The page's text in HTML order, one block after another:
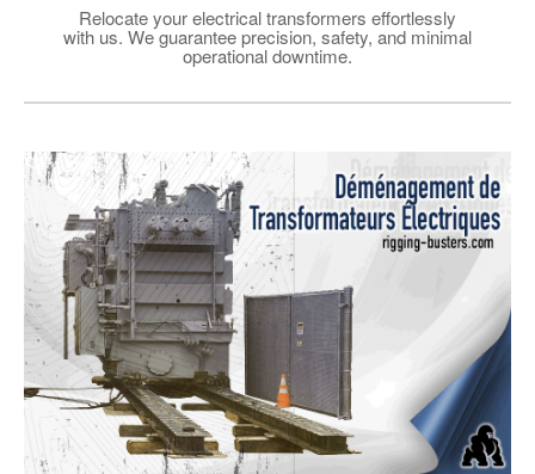
Relocate your electrical transformers effortlessly
with us. We guarantee precision, safety, and minimal
operational downtime.